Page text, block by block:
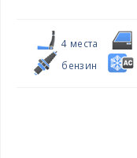
4 местa
бензин